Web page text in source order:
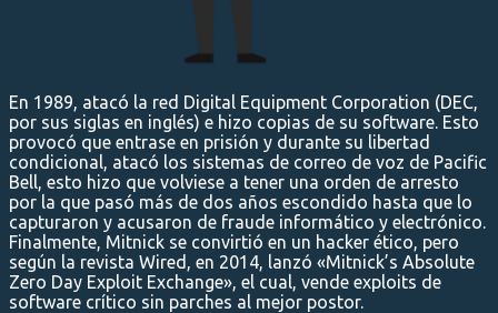
En 1989, atacó la red Digital Equipment Corporation (DEC,
por sus siglas en inglés) e hizo copias de su software. Esto
provocó que entrase en prisión y durante su libertad
condicional, atacó los sistemas de correo de voz de Pacific
Bell, esto hizo que volviese a tener una orden de arresto
por la que pasó más de dos años escondido hasta que lo
capturaron y acusaron de fraude informático y electrónico.
Finalmente, Mitnick se convirtió en un hacker ético, pero
según la revista Wired, en 2014, lanzó «Mitnick’s Absolute
Zero Day Exploit Exchange», el cual, vende exploits de
software crítico sin parches al mejor postor.